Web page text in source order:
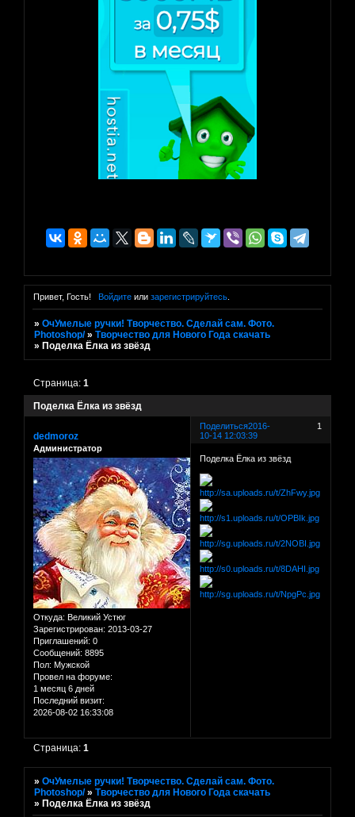
Привет, Гость! Войдитеили зарегистрируйтесь.
»ОчУмелые ручки! Творчество. Сделай сам. Фото.
Photoshop/ »Творчество для Нового Года скачать
» Поделка Ёлка из звёзд
Поделка Ёлка из звёзд
Страница:1
Поделиться 1
2016-
10-14 12:03:39
dedmoroz
Администратор
Откуда: Великий Устюг
Зарегистрирован: 2013-03-27
Приглашений: 0
Сообщений: 8895
Пол: Мужской
Провел на форуме:
1 месяц 6 дней
Последний визит:
2026-08-02 16:33:08
Поделка Ёлка из звёзд
Страница:1
»ОчУмелые ручки! Творчество. Сделай сам. Фото.
Photoshop/ »Творчество для Нового Года скачать
»Поделка Ёлка из звёзд